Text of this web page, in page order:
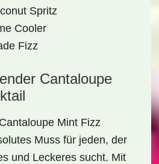
Spritz
Cooler
Fizz
Cantaloupe
Mint Fizz
Muss für jeden, der
und Leckeres sucht. Mit